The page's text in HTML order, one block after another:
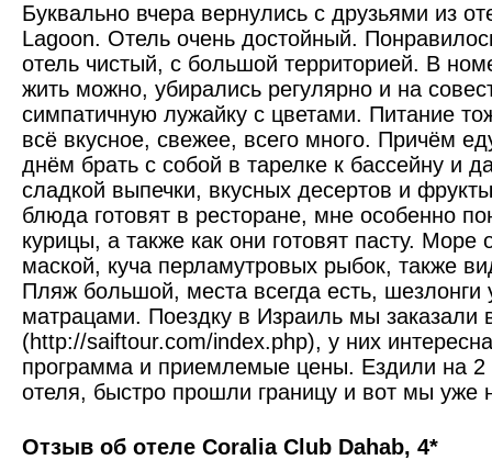
Буквально вчера вернулись с друзьями из
Lagoon. Отель очень достойный.
отель чистый, с большой территорией. В
жить можно, убирались регулярно и на
симпатичную лужайку с цветами. Питание
всё вкусное, свежее, всего много. Причём
днём брать с собой в тарелке к бассейну и
сладкой выпечки, вкусных десертов и
блюда готовят в ресторане, мне особенно
курицы, а также как они готовят пасту. Море
маской, куча перламутровых рыбок, также
Пляж большой, места всегда есть, шезлонги
матрацами. Поездку в Израиль мы заказали
(http://saiftour.com/index.php), у них
программа и приемлемые цены. Ездили на 2
отеля, быстро прошли границу и вот мы
Отзыв об отеле Coralia Club Dahab, 4*